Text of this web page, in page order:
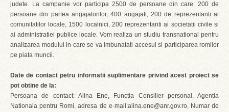
judete. La campanie vor participa 2500 de persoane din care: 200 de
persoane din partea angajatorilor, 400 angajati, 200 de reprezentanti ai
comunitatilor locale, 1500 localnici, 200 reprezentanti ai societatii civile si
ai administratiei publice locale. Vom realiza un studiu transnational pentru
analizarea modului in care se va imbunatati accesul si participarea romilor
pe piata muncii.
Date de contact petru informatii suplimentare privind acest proiect se
pot obtine de la:
Persoana de contact: Alina Ene, Functia Consilier personal, Agentia
Nationala pentru Romi, adresa de e-mail:alina.ene@anr.gov.ro, Numar de